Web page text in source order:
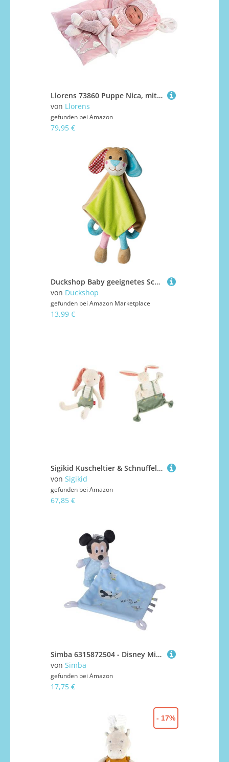
Llorens 73860 Puppe Nica, mit blauen Augen und Vinyl-Körper, Babypuppe inkl. rosa Outfit, Schmusedecke, Schnuller, Schnullerkette und weichem Kissen, 42cm
von Llorens
gefunden bei Amazon
79,95 €
Duckshop Baby geeignetes Schnuffeltuch Schmusetuch Kuscheltuch Hase/Stofftier Plüschtier Kuscheltier
von Duckshop
gefunden bei Amazon Marketplace
13,99 €
Sigikid Kuscheltier & Schnuffeltuch niedlicher Hase Schmusetuch Kuscheltuch grün Spielen Kuscheln Trösten Unisex Hochwertig Erstausstattung Geburt
von Sigikid
gefunden bei Amazon
67,85 €
Simba 6315872504 - Disney Mickey Mouse Schmusetuch, Glow in The Dark, Micky Maus, Plüschspielzeug, ab den ersten Lebensmonaten
von Simba
gefunden bei Amazon
17,75 €
- 17%